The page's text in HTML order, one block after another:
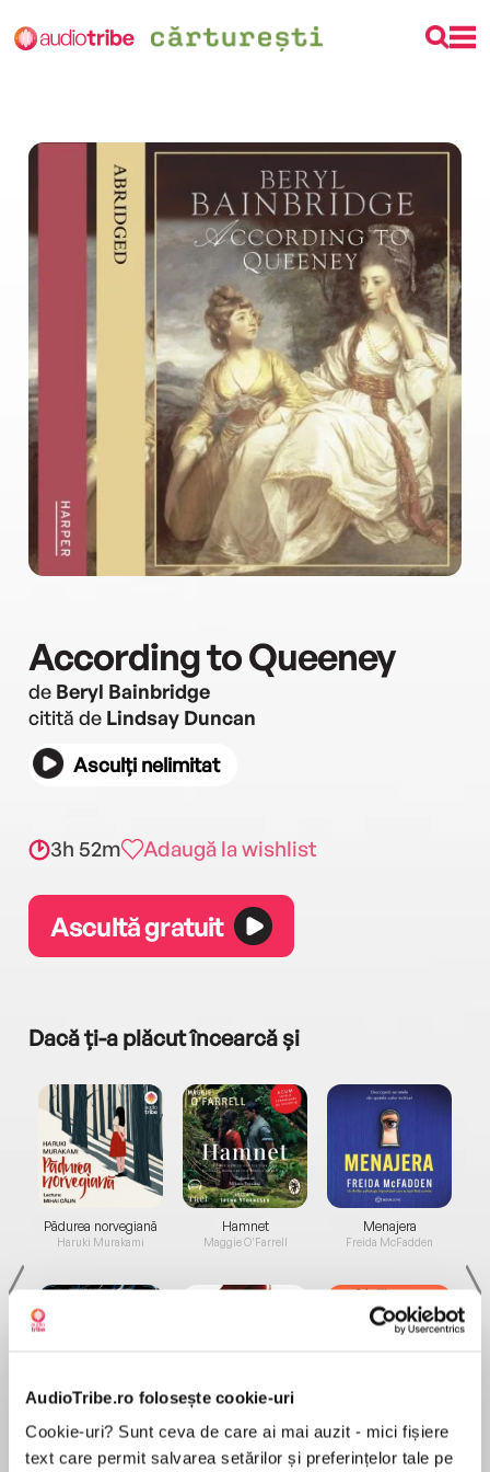
AudioTribe.ro folosește cookie-uri
Cookie-uri? Sunt ceva de care ai mai auzit - mici fișiere
text care permit salvarea setărilor și preferințelor tale pe
According to Queeney
de Beryl Bainbridge
citită de Lindsay Duncan
Asculți nelimitat
3h 52m Adaugă la wishlist
Ascultă gratuit
Dacă ți-a plăcut încearcă și
Pădurea norvegiană
Haruki Murakami
Elita de Argint (Elita
de...
Hamnet
Maggie O'Farrell
Diavolul se îmbracă de
la...
Menajera
Freida McFadden
Migdală
Sohn Won-pyung